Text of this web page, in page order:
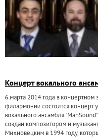
Концерт вокального
6 марта 2014 года в концертном
филармонии состоится концерт
вокального ансамбля
создан композитором и
Михновецким в 1994 году,